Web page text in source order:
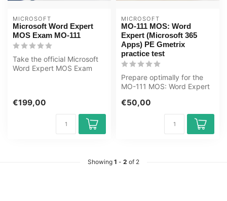
MICROSOFT
Microsoft Word Expert
MOS Exam MO-111
Take the official Microsoft
Word Expert MOS Exam
€199,00
MICROSOFT
MO-111 MOS: Word
Expert (Microsoft 365
Apps) PE Gmetrix
practice test
Prepare optimally for the
MO-111 MOS: Word Expert
with...
€50,00
Showing 1 - 2 of 2